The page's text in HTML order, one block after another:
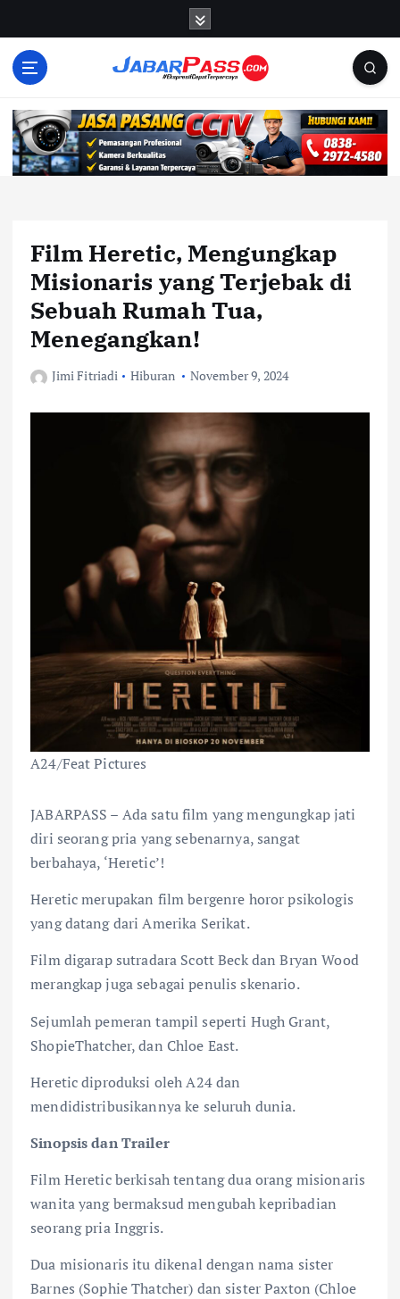
Film Heretic, Mengungkap
Misionaris yang Terjebak di
Sebuah Rumah Tua,
Menegangkan!
Jimi Fitriadi Hiburan November 9, 2024
A24/Feat Pictures
JABARPASS – Ada satu film yang mengungkap jati
diri seorang pria yang sebenarnya, sangat
berbahaya, ‘Heretic’!
Heretic merupakan film bergenre horor psikologis
yang datang dari Amerika Serikat.
Film digarap sutradara Scott Beck dan Bryan Wood
merangkap juga sebagai penulis skenario.
Sejumlah pemeran tampil seperti Hugh Grant,
ShopieThatcher, dan Chloe East.
Heretic diproduksi oleh A24 dan
mendidistribusikannya ke seluruh dunia.
Sinopsis dan Trailer
Film Heretic berkisah tentang dua orang misionaris
wanita yang bermaksud mengubah kepribadian
seorang pria Inggris.
Dua misionaris itu dikenal dengan nama sister
Barnes (Sophie Thatcher) dan sister Paxton (Chloe